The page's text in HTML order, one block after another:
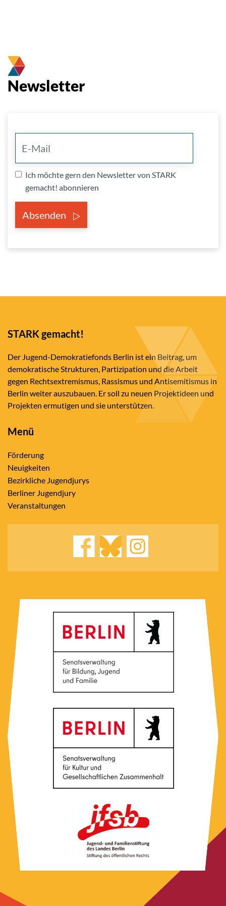
Newsletter
Ich möchte gern den Newsletter von STARK
gemacht! abonnieren
Absenden
STARK gemacht!
Der Jugend-Demokratiefonds Berlin ist ein Beitrag, um
demokratische Strukturen, Partizipation und die Arbeit
gegen Rechtsextremismus, Rassismus und Antisemitismus in
Berlin weiter auszubauen. Er soll zu neuen Projektideen und
Projekten ermutigen und sie unterstützen.
Menü
Förderung
Neuigkeiten
Bezirkliche Jugendjurys
Berliner Jugendjury
Veranstaltungen